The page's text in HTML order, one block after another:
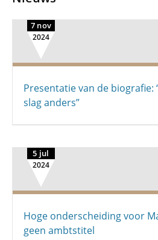
7 nov
2024
Presentatie van de biografie:
slag anders”
5 jul
2024
Hoge onderscheiding voor
geen ambtstitel